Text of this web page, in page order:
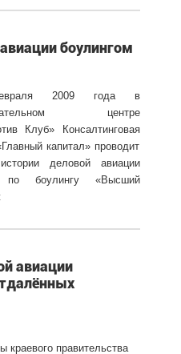
боулингом
2009 года в
центре
Клуб» Консалтинговая
капитал» проводит
деловой авиации
по боулингу «Высший
авиации
краевого правительства